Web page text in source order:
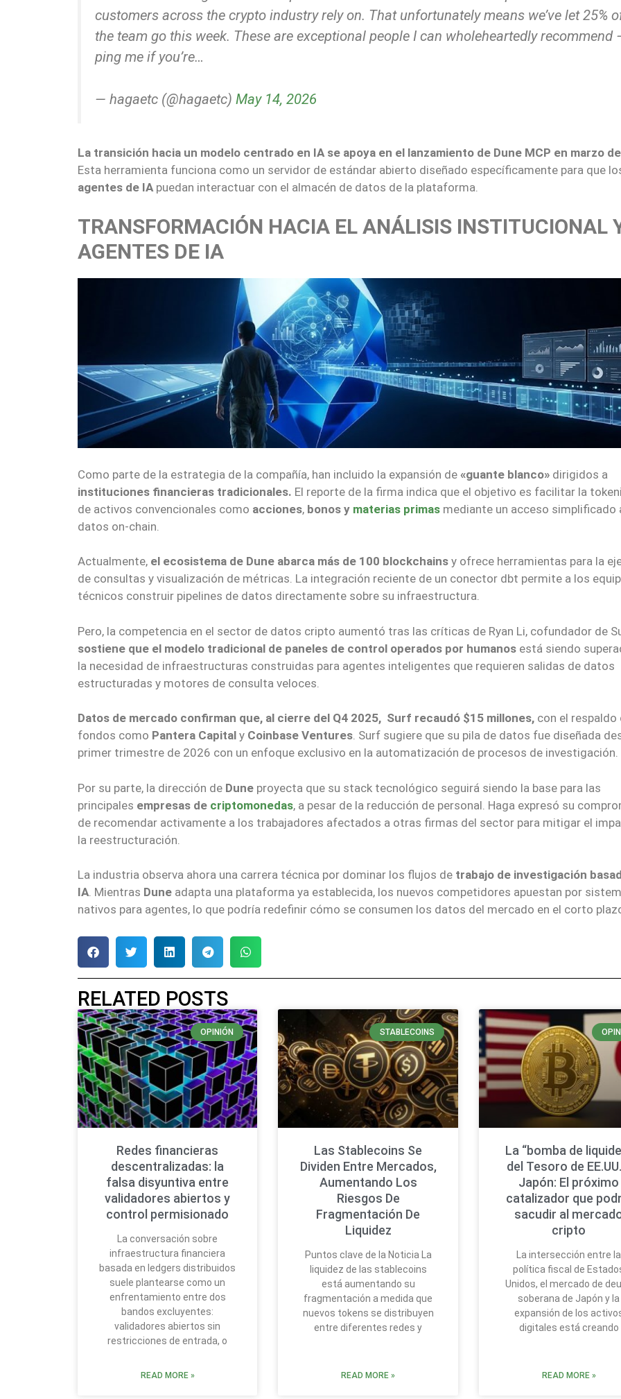
customers across the crypto industry rely on. That unfortunately means we’ve let 25%
the team go this week. These are exceptional people I can wholeheartedly recommend
ping me if you’re…
— hagaetc (@hagaetc) May 14, 2026
La transición hacia un modelo centrado en IA se apoya en el lanzamiento de Dune MCP en marzo
Esta herramienta funciona como un servidor de estándar abierto diseñado específicamente para que
agentes de IApuedan interactuar con el almacén de datos de la plataforma.
TRANSFORMACIÓN HACIA EL ANÁLISIS INSTITUCIONAL
AGENTES DE IA
Como parte de la estrategia de la compañía, han incluido la expansión de «guante blanco» dirigidos a
instituciones financieras tradicionales. El reporte de la firma indica que el objetivo es facilitar la
de activos convencionales como acciones, bonos y materias primas mediante un acceso simplificado
datos on-chain.
Actualmente, el ecosistema de Dune abarca más de 100 blockchains y ofrece herramientas para la
de consultas y visualización de métricas. La integración reciente de un conector dbt permite a los
técnicos construir pipelines de datos directamente sobre su infraestructura.
Pero, la competencia en el sector de datos cripto aumentó tras las críticas de Ryan Li, cofundador de
sostiene que el modelo tradicional de paneles de control operados por humanos está siendo
la necesidad de infraestructuras construidas para agentes inteligentes que requieren salidas de datos
estructuradas y motores de consulta veloces.
Datos de mercado confirman que, al cierre del Q4 2025, Surf recaudó $15 millones, con el respaldo
fondos como Pantera Capital y Coinbase Ventures. Surf sugiere que su pila de datos fue diseñada
primer trimestre de 2026 con un enfoque exclusivo en la automatización de procesos de investigación.
Por su parte, la dirección de Dune proyecta que su stack tecnológico seguirá siendo la base para las
principales empresas de criptomonedas, a pesar de la reducción de personal. Haga expresó su
de recomendar activamente a los trabajadores afectados a otras firmas del sector para mitigar el
la reestructuración.
La industria observa ahora una carrera técnica por dominar los flujos de trabajo de investigación
IA. Mientras Dune adapta una plataforma ya establecida, los nuevos competidores apuestan por
nativos para agentes, lo que podría redefinir cómo se consumen los datos del mercado en el corto
RELATED POSTS
OPINIÓN
Redes financieras
descentralizadas: la
falsa disyuntiva entre
validadores abiertos y
control permisionado
La conversación sobre
infraestructura financiera
basada en ledgers distribuidos
suele plantearse como un
enfrentamiento entre dos
bandos excluyentes:
validadores abiertos sin
restricciones de entrada, o
READ MORE »
STABLECOINS
Las Stablecoins Se
Dividen Entre Mercados,
Aumentando Los
Riesgos De
Fragmentación De
Liquidez
Puntos clave de la Noticia La
liquidez de las stablecoins
está aumentando su
fragmentación a medida que
nuevos tokens se distribuyen
entre diferentes redes y
READ MORE »
La “bomba de
del Tesoro de
Japón: El próximo
catalizador que
sacudir al
cripto
La intersección entre la
política fiscal de
Unidos, el mercado de
soberana de Japón y la
expansión de los
digitales está creando
READ MORE »